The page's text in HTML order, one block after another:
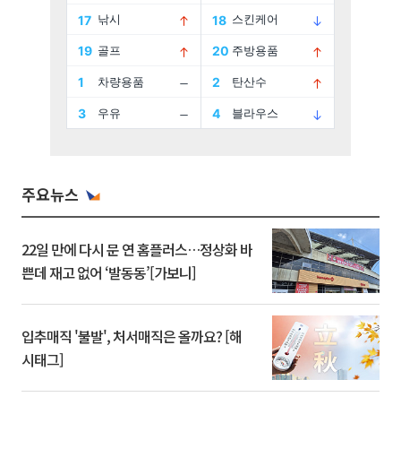
주요뉴스
22일 만에 다시 문 연 홈플러스…정상화 바
쁜데 재고 없어 ‘발동동’[가보니]
입추매직 '불발', 처서매직은 올까요? [해
시태그]